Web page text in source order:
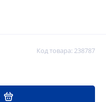
Код товара: 238787